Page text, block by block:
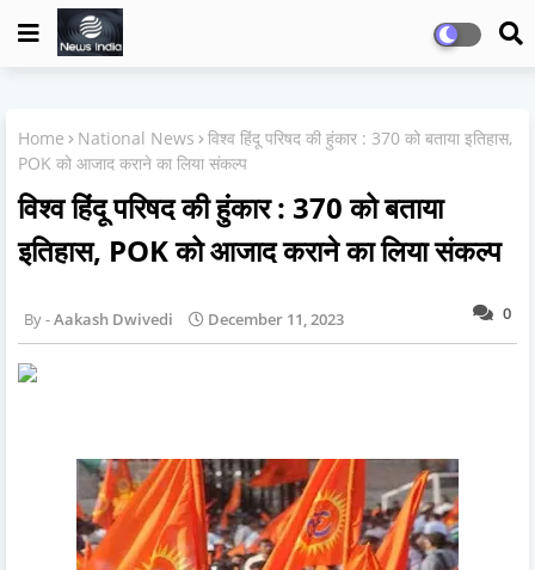
Home National News
विश्व हिंदू परिषद की हुंकार : 370 को बताया इतिहास,
POK को आजाद कराने का लिया संकल्प
विश्व हिंदू परिषद की हुंकार : 370 को बताया
इतिहास, POK को आजाद कराने का लिया संकल्प
0
Aakash Dwivedi December 11, 2023